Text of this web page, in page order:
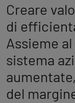
Europe
Digital
Modern
Produttività &
Remote Working
Creare
di
Assieme
sistema
del